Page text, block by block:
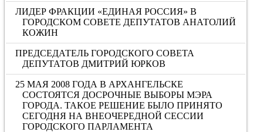
ЛИДЕР ФРАКЦИИ «ЕДИНАЯ РОССИЯ» В
ГОРОДСКОМ СОВЕТЕ ДЕПУТАТОВ АНАТОЛИЙ
КОЖИН
ПРЕДСЕДАТЕЛЬ ГОРОДСКОГО СОВЕТА
ДЕПУТАТОВ ДМИТРИЙ ЮРКОВ
25 МАЯ 2008 ГОДА В АРХАНГЕЛЬСКЕ
СОСТОЯТСЯ ДОСРОЧНЫЕ ВЫБОРЫ МЭРА
ГОРОДА. ТАКОЕ РЕШЕНИЕ БЫЛО ПРИНЯТО
СЕГОДНЯ НА ВНЕОЧЕРЕДНОЙ СЕССИИ
ГОРОДСКОГО ПАРЛАМЕНТА